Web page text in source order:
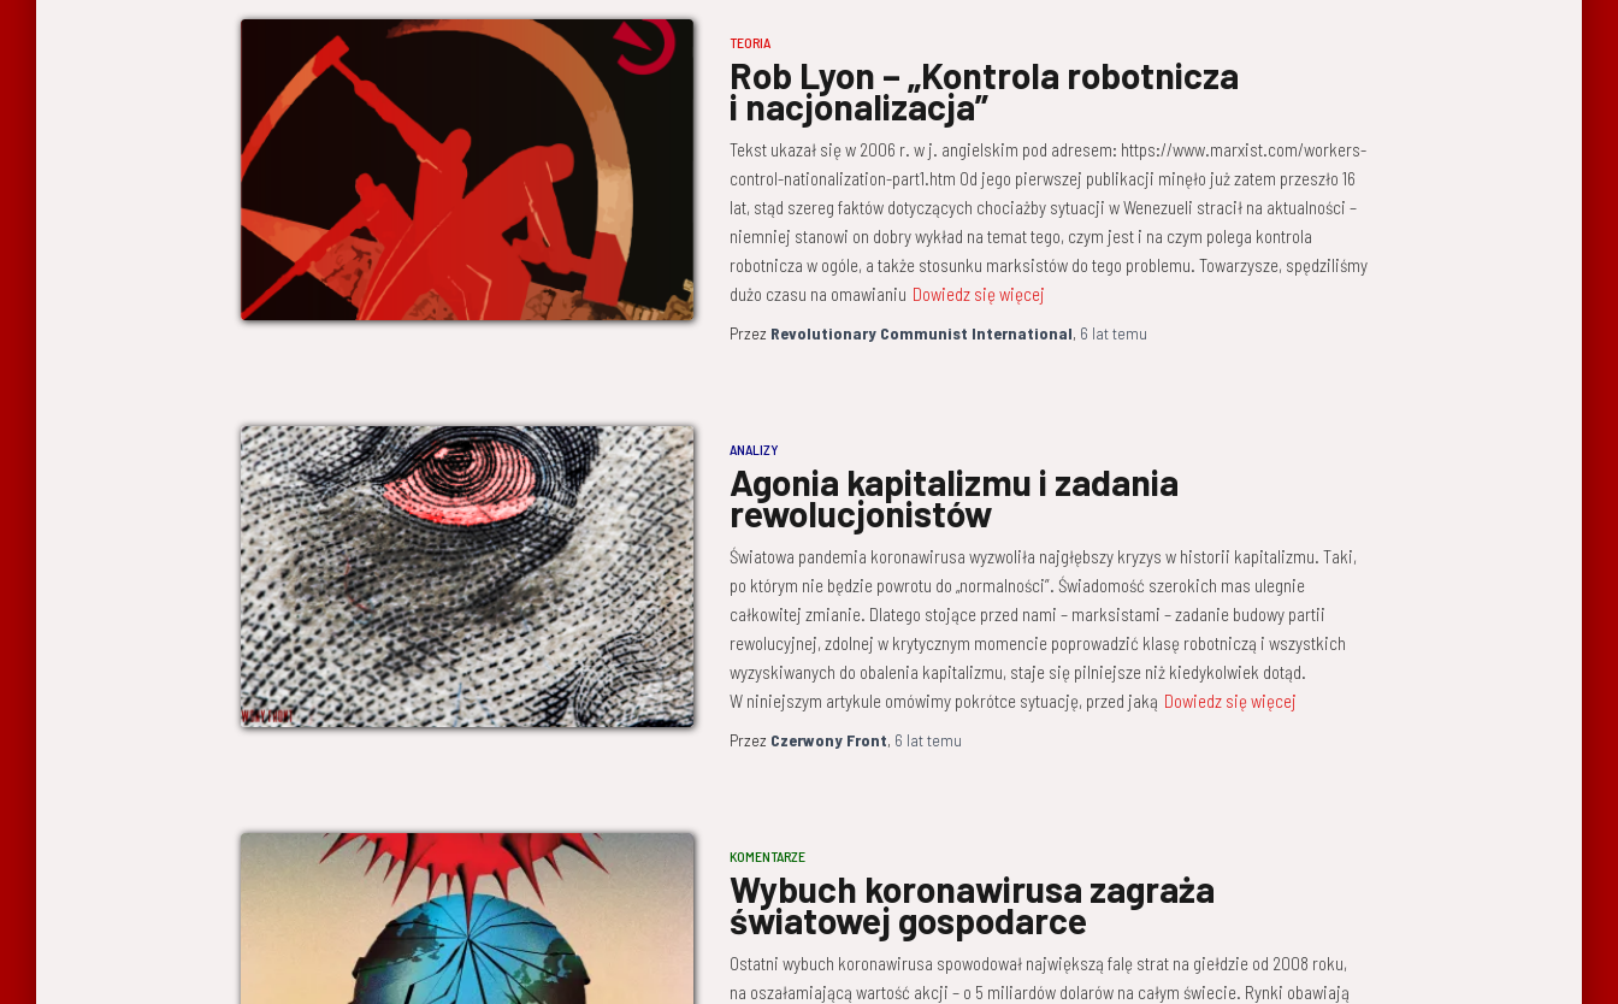
TEORIA
Rob Lyon – „Kontrola robotnicza
i nacjonalizacja”
Tekst ukazał się w 2006 r. w j. angielskim pod adresem: https://www.marxist.com/workers-
control-nationalization-part1.htm Od jego pierwszej publikacji minęło już zatem przeszło 16
lat, stąd szereg faktów dotyczących chociażby sytuacji w Wenezueli stracił na aktualności –
niemniej stanowi on dobry wykład na temat tego, czym jest i na czym polega kontrola
robotnicza w ogóle, a także stosunku marksistów do tego problemu. Towarzysze, spędziliśmy
dużo czasu na omawianiu Dowiedz się więcej
Przez Revolutionary Communist International, 6 lattemu
ANALIZY
Agonia kapitalizmu i zadania
rewolucjonistów
Światowa pandemia koronawirusa wyzwoliła najgłębszy kryzys w historii kapitalizmu. Taki,
po którym nie będzie powrotu do „normalności”. Świadomość szerokich mas ulegnie
całkowitej zmianie. Dlatego stojące przed nami – marksistami – zadanie budowy partii
rewolucyjnej, zdolnej w krytycznym momencie poprowadzić klasę robotniczą i wszystkich
wyzyskiwanych do obalenia kapitalizmu, staje się pilniejsze niż kiedykolwiek dotąd.
W niniejszym artykule omówimy pokrótce sytuację, przed jaką Dowiedz się więcej
Przez Czerwony Front, 6 lattemu
KOMENTARZE
Wybuch koronawirusa zagraża
światowej gospodarce
Ostatni wybuch koronawirusa spowodował największą falę strat na giełdzie od 2008 roku,
na oszałamiającą wartość akcji – o 5 miliardów dolarów na całym świecie. Rynki obawiają